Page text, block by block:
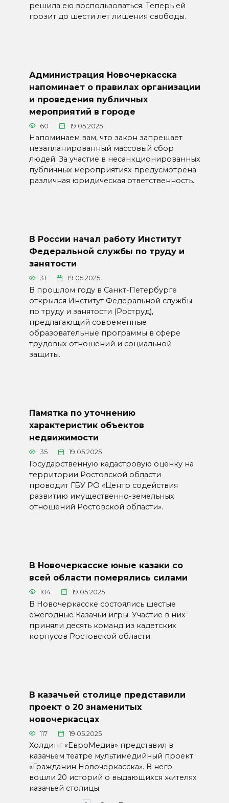
решила ею воспользоваться. Теперь ей
грозит до шести лет лишения свободы.
Администрация Новочеркасска
напоминает о правилах организации
и проведения публичных
мероприятий в городе
60 19.05.2025
Напоминаем вам, что закон запрещает
незапланированный массовый сбор
людей. За участие в несанкционированных
публичных мероприятиях предусмотрена
различная юридическая ответственность.
В России начал работу Институт
Федеральной службы по труду и
занятости
31 19.05.2025
В прошлом году в Санкт-Петербурге
открылся Институт Федеральной службы
по труду и занятости (Роструд),
предлагающий современные
образовательные программы в сфере
трудовых отношений и социальной
защиты.
Памятка по уточнению
характеристик объектов
недвижимости
35 19.05.2025
Государственную кадастровую оценку на
территории Ростовской области
проводит ГБУ РО «Центр содействия
развитию имущественно-земельных
отношений Ростовской области».
В Новочеркасске юные казаки со
всей области померялись силами
104 19.05.2025
В Новочеркасске состоялись шестые
ежегодные Казачьи игры. Участие в них
приняли десять команд из кадетских
корпусов Ростовской области.
В казачьей столице представили
проект о 20 знаменитых
новочеркасцах
117 19.05.2025
Холдинг «ЕвроМедиа» представил в
казачьем театре мультимедийный проект
«Гражданин Новочеркасска». В него
вошли 20 историй о выдающихся жителях
казачьей столицы.